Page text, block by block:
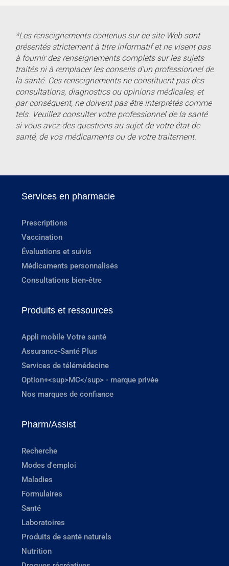
*Les renseignements contenus sur ce site Web sont
présentés strictement à titre informatif et ne visent pas
à fournir des renseignements complets sur les sujets
traités ni à remplacer les conseils d’un professionnel de
la santé. Ces renseignements ne constituent pas des
consultations, diagnostics ou opinions médicales, et
par conséquent, ne doivent pas être interprétés comme
tels. Veuillez consulter votre professionnel de la santé
si vous avez des questions au sujet de votre état de
santé, de vos médicaments ou de votre traitement.
Services en pharmacie
Prescriptions
Vaccination
Évaluations et suivis
Médicaments personnalisés
Consultations bien-être
Produits et ressources
Appli mobile Votre santé
Assurance-Santé Plus
Services de télémédecine
Option+<sup>MC</sup> - marque privée
Nos marques de confiance
Pharm/Assist
Recherche
Modes d'emploi
Maladies
Formulaires
Santé
Laboratoires
Produits de santé naturels
Nutrition